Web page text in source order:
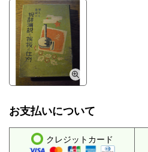
お支払いについて
クレジットカード